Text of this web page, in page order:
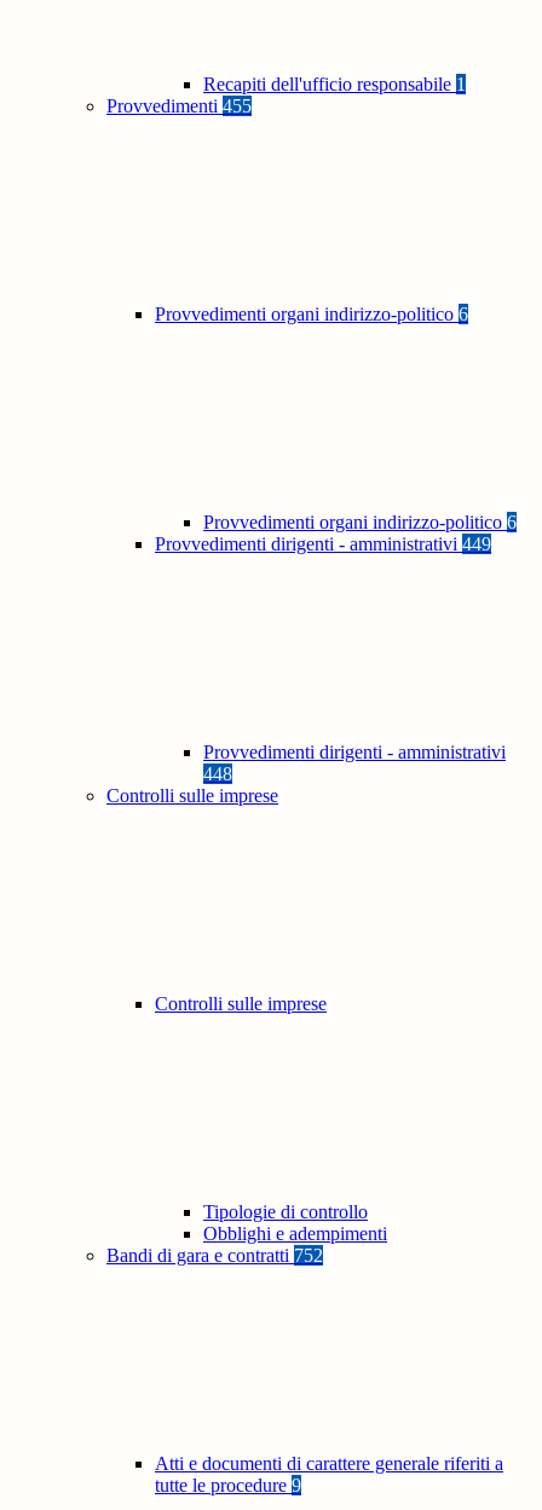
Recapiti dell'ufficio responsabile 1
Provvedimenti 455
Provvedimenti organi indirizzo-politico 6
Provvedimenti organi indirizzo-politico 6
Provvedimenti dirigenti - amministrativi 449
Provvedimenti dirigenti - amministrativi
448
Controlli sulle imprese
Controlli sulle imprese
Tipologie di controllo
Obblighi e adempimenti
Bandi di gara e contratti 752
Atti e documenti di carattere generale riferiti a
tutte le procedure 9